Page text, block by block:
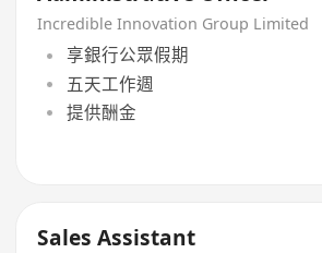
Incredible Innovation Group Limited
享銀行公眾假期
五天工作週
提供酬金
Sales Assistant